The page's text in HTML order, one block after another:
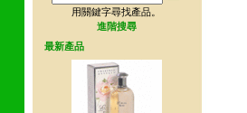
用關鍵字尋找產品。
進階搜尋
最新產品